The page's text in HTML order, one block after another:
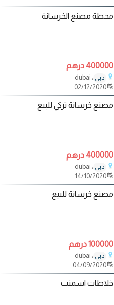
محطة مصنع الخرسانة
400000 درهم
دبي ، dubai
02/12/2020
مصنع خرسانة تركي للبيع
400000 درهم
دبي ، dubai
14/10/2020
مصنع خرسانة للبيع
100000 درهم
دبي ، dubai
04/09/2020
خلاطات اسمنت